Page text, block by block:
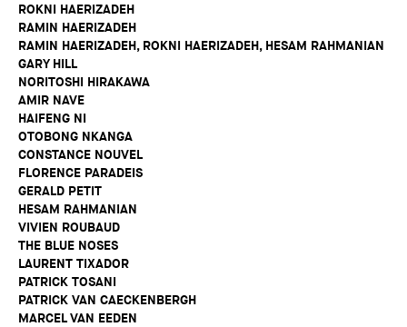
ROKNI HAERIZADEH
RAMIN HAERIZADEH
RAMIN HAERIZADEH, ROKNI HAERIZADEH, HESAM RAHMANIAN
GARY HILL
NORITOSHI HIRAKAWA
AMIR NAVE
HAIFENG NI
OTOBONG NKANGA
CONSTANCE NOUVEL
FLORENCE PARADEIS
GERALD PETIT
HESAM RAHMANIAN
VIVIEN ROUBAUD
THE BLUE NOSES
LAURENT TIXADOR
PATRICK TOSANI
PATRICK VAN CAECKENBERGH
MARCEL VAN EEDEN